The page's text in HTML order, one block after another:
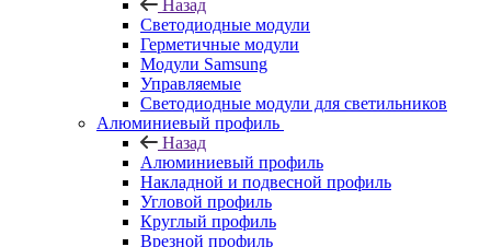
Назад
Светодиодные модули
Герметичные модули
Модули Samsung
Управляемые
Светодиодные модули для светильников
Алюминиевый профиль
Назад
Алюминиевый профиль
Накладной и подвесной профиль
Угловой профиль
Круглый профиль
Врезной профиль